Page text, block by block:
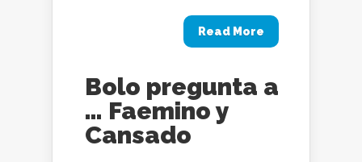
Read More
Bolo pregunta a
… Faemino y
Cansado